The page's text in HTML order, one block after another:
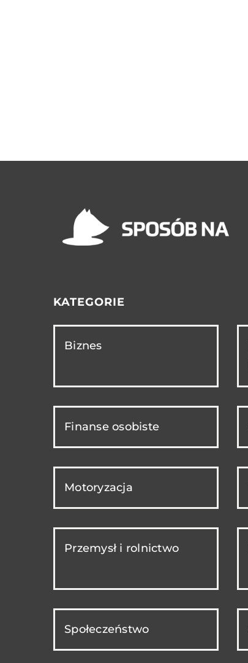
KATEGORIE
Biznes
Finanse osobiste
Motoryzacja
Przemysł i rolnictwo
Społeczeństwo